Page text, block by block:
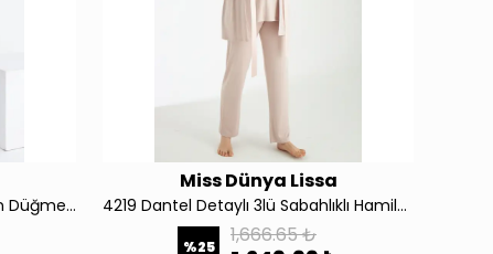
Sabahlıklı Dantel Detaylı Önden Düğmeli Hamile ve Lohusa Pijama Takımı 4445
Miss Dünya Lissa
4219 Dantel Detaylı 3lü Sabahlıklı Hamile Ve Lohusa Pijama Takımı
%25 1,666.65 ₺